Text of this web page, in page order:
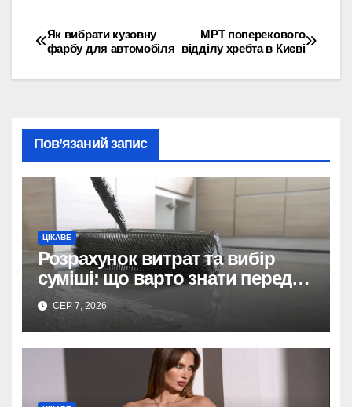
Навігація
записів
МРТ поперекового
відділу хребта в Києві
Як вибрати кузовну
фарбу для автомобіля
Пов’язаний запис
ЦІКАВЕ
Розрахунок витрат та вибір
суміші: що варто знати перед
тим, як купити наливну підлогу
СЕР 7, 2026